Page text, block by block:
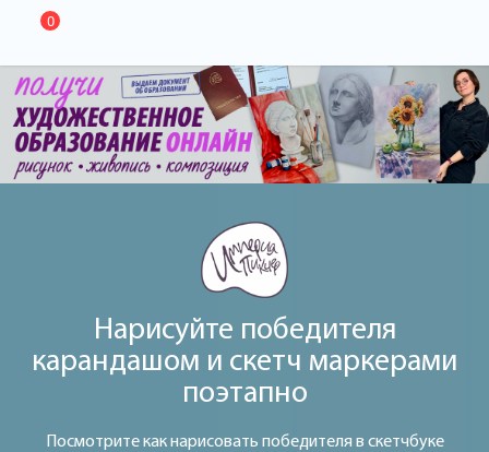
0
Нарисуйте победителя
карандашом и скетч маркерами
поэтапно
Посмотрите как нарисовать победителя в скетчбуке